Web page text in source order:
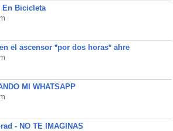
En Bicicleta
el ascensor *por dos horas* ahre
MI WHATSAPP
- NO TE IMAGINAS